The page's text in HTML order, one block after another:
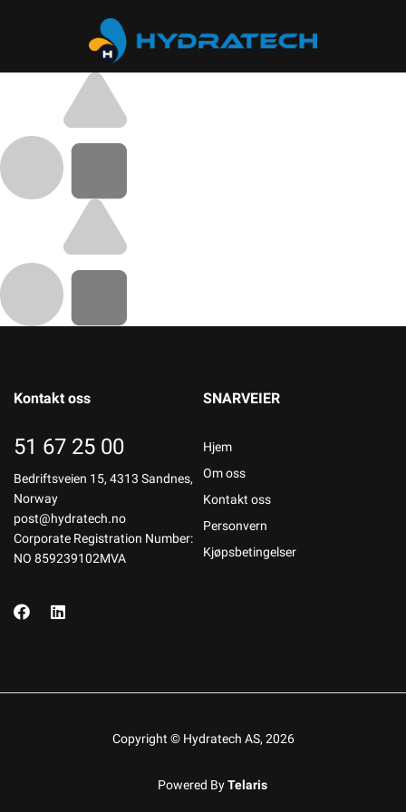
Kontakt oss
51 67 25 00
Bedriftsveien 15, 4313 Sandnes,
Norway
post@hydratech.no
Corporate Registration Number:
NO 859239102MVA
SNARVEIER
Hjem
Om oss
Kontakt oss
Personvern
Kjøpsbetingelser
Copyright © Hydratech AS, 2026
Powered ByTelaris